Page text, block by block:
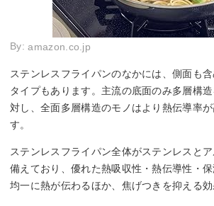
By:amazon.co.jp
ステンレスフライパンのなかには、側面も
タイプもあります。主流の底面のみ多層構
対し、全面多層構造のモノはより熱伝導率
す。
ステンレスフライパン全体がステンレスと
備えており、優れた熱吸収性・熱伝導性・
均一に熱が伝わるほか、焦げつきを抑える効